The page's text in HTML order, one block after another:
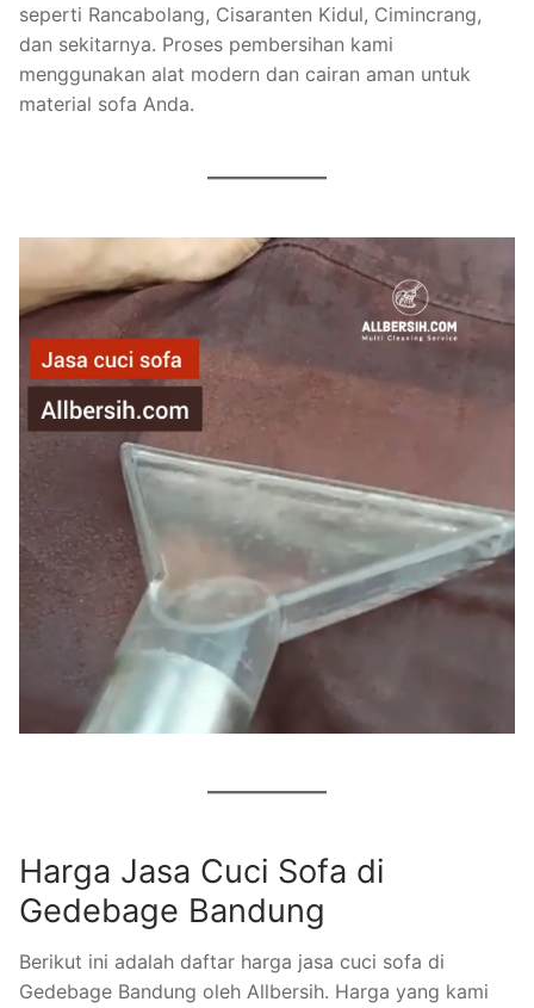
seperti Rancabolang, Cisaranten Kidul, Cimincrang,
dan sekitarnya. Proses pembersihan kami
menggunakan alat modern dan cairan aman untuk
material sofa Anda.
Harga Jasa Cuci Sofa di
Gedebage Bandung
Berikut ini adalah daftar harga jasa cuci sofa di
Gedebage Bandung oleh Allbersih. Harga yang kami